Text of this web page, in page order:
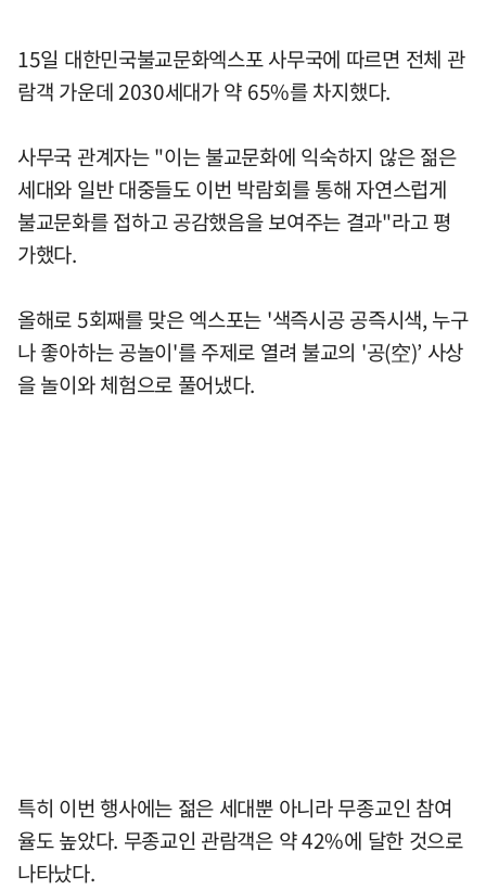
15일 대한민국불교문화엑스포 사무국에 따르면 전체 관
람객 가운데 2030세대가 약 65%를 차지했다.
사무국 관계자는 "이는 불교문화에 익숙하지 않은 젊은
세대와 일반 대중들도 이번 박람회를 통해 자연스럽게
불교문화를 접하고 공감했음을 보여주는 결과"라고 평
가했다.
올해로 5회째를 맞은 엑스포는 '색즉시공 공즉시색, 누구
나 좋아하는 공놀이'를 주제로 열려 불교의 '공(空)’ 사상
을 놀이와 체험으로 풀어냈다.
특히 이번 행사에는 젊은 세대뿐 아니라 무종교인 참여
율도 높았다. 무종교인 관람객은 약 42%에 달한 것으로
나타났다.